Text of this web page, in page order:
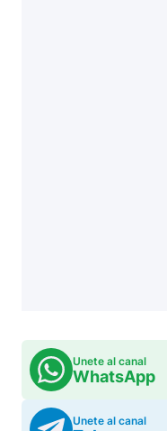
Unete al canal
WhatsApp
Unete al canal